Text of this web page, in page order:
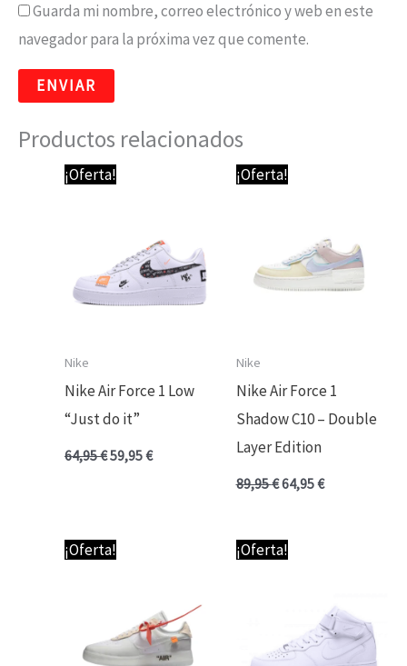
Guarda mi nombre, correo electrónico y web en este
navegador para la próxima vez que comente.
Productos relacionados
¡Oferta!
Nike
Nike Air Force 1 Low
“Just do it”
64,95€
El
precio
59,95€
59,95 €.
¡Oferta!
Nike
Nike Air Force 1
Shadow C10 – Double
Layer Edition
89,95€
El
precio
89,95 €.
64,95€
64,95 €.
¡Oferta!
114,95 €.69,95 €.
¡Oferta!
El
precio
64,95 €.59,95 €.